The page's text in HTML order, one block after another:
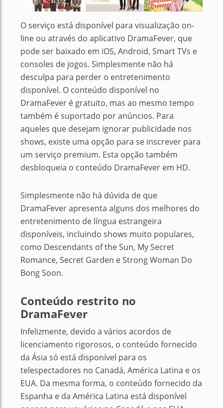
O serviço está disponível para visualização on-
line ou através do aplicativo DramaFever, que
pode ser baixado em iOS, Android, Smart TVs e
consoles de jogos. Simplesmente não há
desculpa para perder o entretenimento
disponível. O conteúdo disponível no
DramaFever é gratuito, mas ao mesmo tempo
também é suportado por anúncios. Para
aqueles que desejam ignorar publicidade nos
shows, existe uma opção para se inscrever para
um serviço premium. Esta opção também
desbloqueia o conteúdo DramaFever em HD.
Simplesmente não há dúvida de que
DramaFever apresenta alguns dos melhores do
entretenimento de língua estrangeira
disponíveis, incluindo shows muito populares,
como Descendants of the Sun, My Secret
Romance, Secret Garden e Strong Woman Do
Bong Soon.
Conteúdo restrito no
DramaFever
Infelizmente, devido a vários acordos de
licenciamento rigorosos, o conteúdo fornecido
da Ásia só está disponível para os
telespectadores no Canadá, América Latina e os
EUA. Da mesma forma, o conteúdo fornecido da
Espanha e da América Latina está disponível